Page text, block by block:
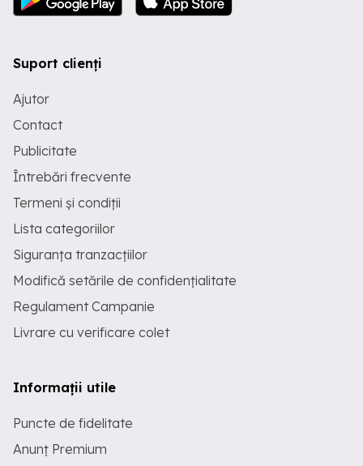
Suport clienți
Ajutor
Contact
Publicitate
Întrebări frecvente
Termeni și condiții
Lista categoriilor
Siguranța tranzacțiilor
Modifică setările de confidențialitate
Regulament Campanie
Livrare cu verificare colet
Informații utile
Puncte de fidelitate
Anunț Premium